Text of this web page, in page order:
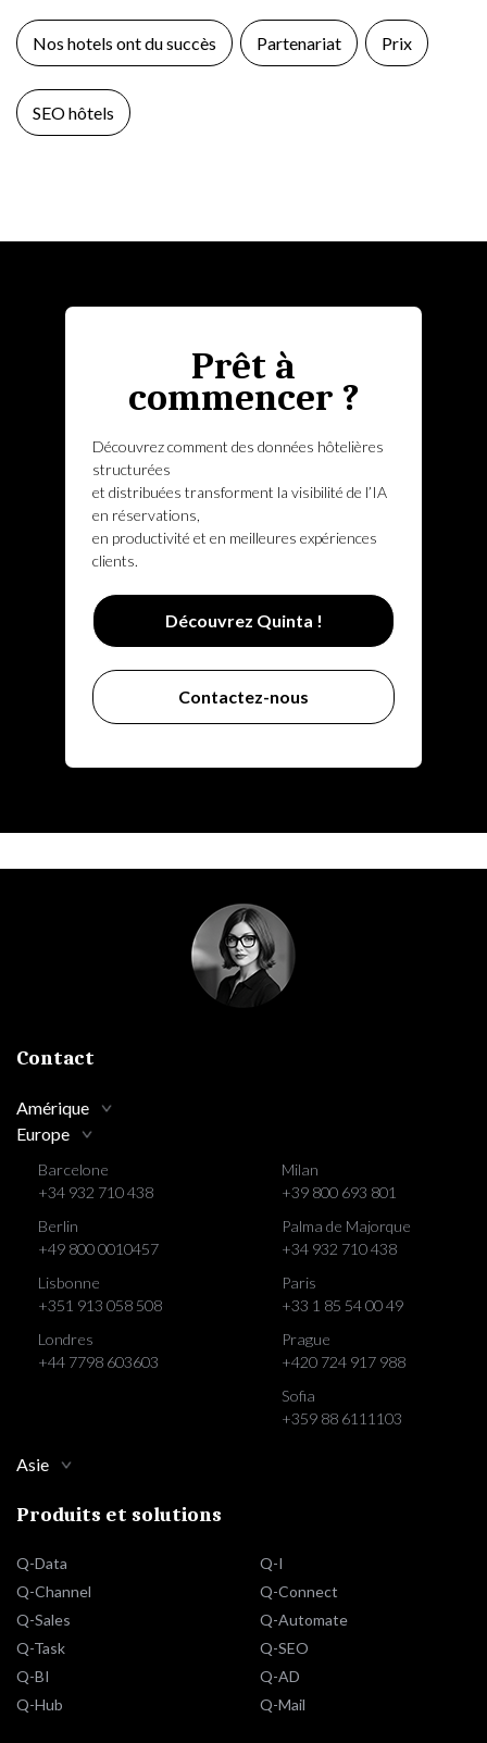
Nos hotels ont du succès Partenariat Prix
SEO hôtels
Prêt à
commencer ?
Découvrez comment des données hôtelières
structurées
et distribuées transforment la visibilité de l’IA
en réservations,
en productivité et en meilleures expériences
clients.
Découvrez Quinta !
Contactez-nous
Contact
Amérique
Europe
Barcelone
+34 932 710 438
Berlin
+49 800 0010457
Lisbonne
+351 913 058 508
Londres
+44 7798 603603
Milan
+39 800 693 801
Palma de Majorque
+34 932 710 438
Paris
+33 1 85 54 00 49
Prague
+420 724 917 988
Sofia
+359 88 6111103
Asie
Produits et solutions
Q-Data
Q-Channel
Q-Sales
Q-Task
Q-BI
Q-Hub
Q-I
Q-Connect
Q-Automate
Q-SEO
Q-AD
Q-Mail